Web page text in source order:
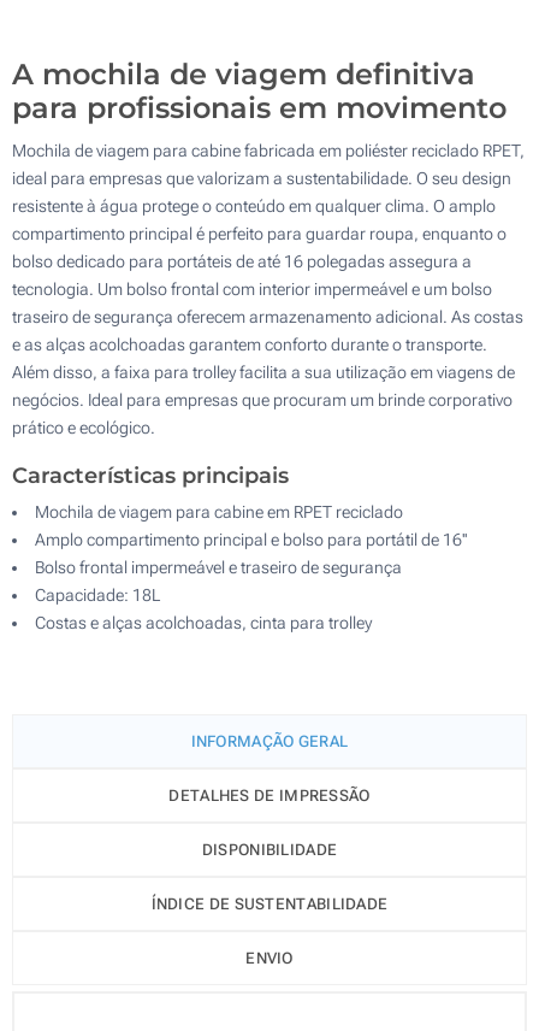
A mochila de viagem definitiva
para profissionais em movimento
Mochila de viagem para cabine fabricada em poliéster reciclado RPET,
ideal para empresas que valorizam a sustentabilidade. O seu design
resistente à água protege o conteúdo em qualquer clima. O amplo
compartimento principal é perfeito para guardar roupa, enquanto o
bolso dedicado para portáteis de até 16 polegadas assegura a
tecnologia. Um bolso frontal com interior impermeável e um bolso
traseiro de segurança oferecem armazenamento adicional. As costas
e as alças acolchoadas garantem conforto durante o transporte.
Além disso, a faixa para trolley facilita a sua utilização em viagens de
negócios. Ideal para empresas que procuram um brinde corporativo
prático e ecológico.
Características principais
Mochila de viagem para cabine em RPET reciclado
Amplo compartimento principal e bolso para portátil de 16''
Bolso frontal impermeável e traseiro de segurança
Capacidade: 18L
Costas e alças acolchoadas, cinta para trolley
INFORMAÇÃO GERAL
DETALHES DE IMPRESSÃO
DISPONIBILIDADE
ÍNDICE DE SUSTENTABILIDADE
ENVIO